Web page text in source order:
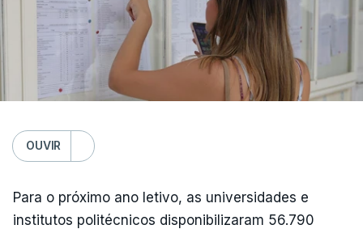
OUVIR
Para o próximo ano letivo, as universidades e
institutos politécnicos disponibilizaram 56.790